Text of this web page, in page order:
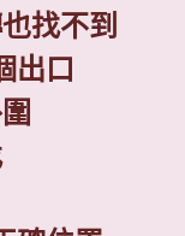
找不到
出口